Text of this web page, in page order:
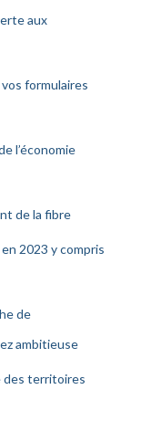
aux
formulaires
l’économie
de la fibre
2023 y compris
de
ambitieuse
des territoires